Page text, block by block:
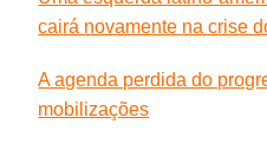
cairá novamente na crise
A agenda perdida do
mobilizações